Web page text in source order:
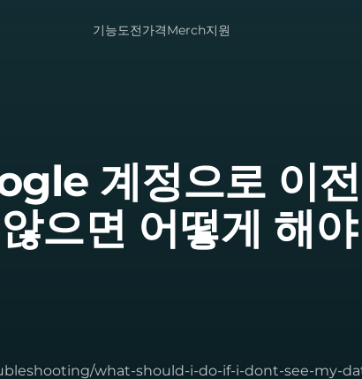
기능도전가격Merch지원
계정으로 이전
으면 어떻게 해야
what-should-i-do-if-i-dont-see-my-